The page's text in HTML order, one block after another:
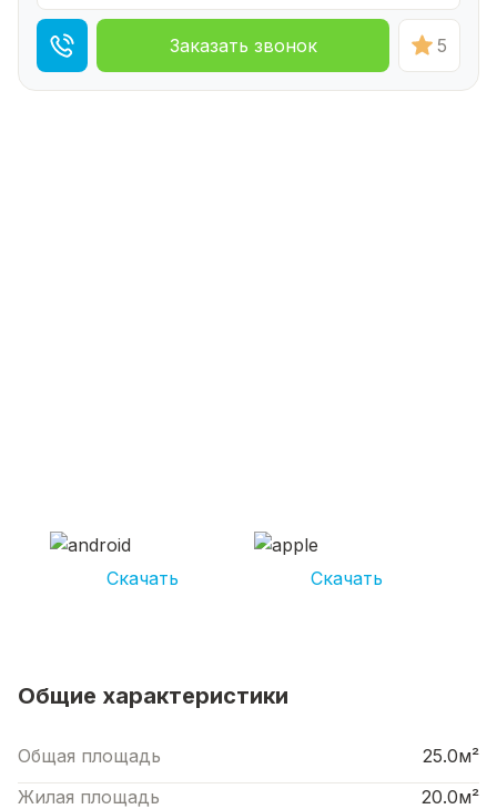
Заказать звонок 5
Скачать Скачать
Общие характеристики
Общая площадь
25.0м²
Жилая площадь
20.0м²